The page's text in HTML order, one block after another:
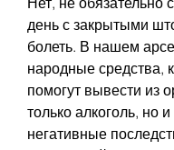
день с закрытыми
болеть. В нашем
народные средства,
помогут вывести из
только алкоголь, но
негативные